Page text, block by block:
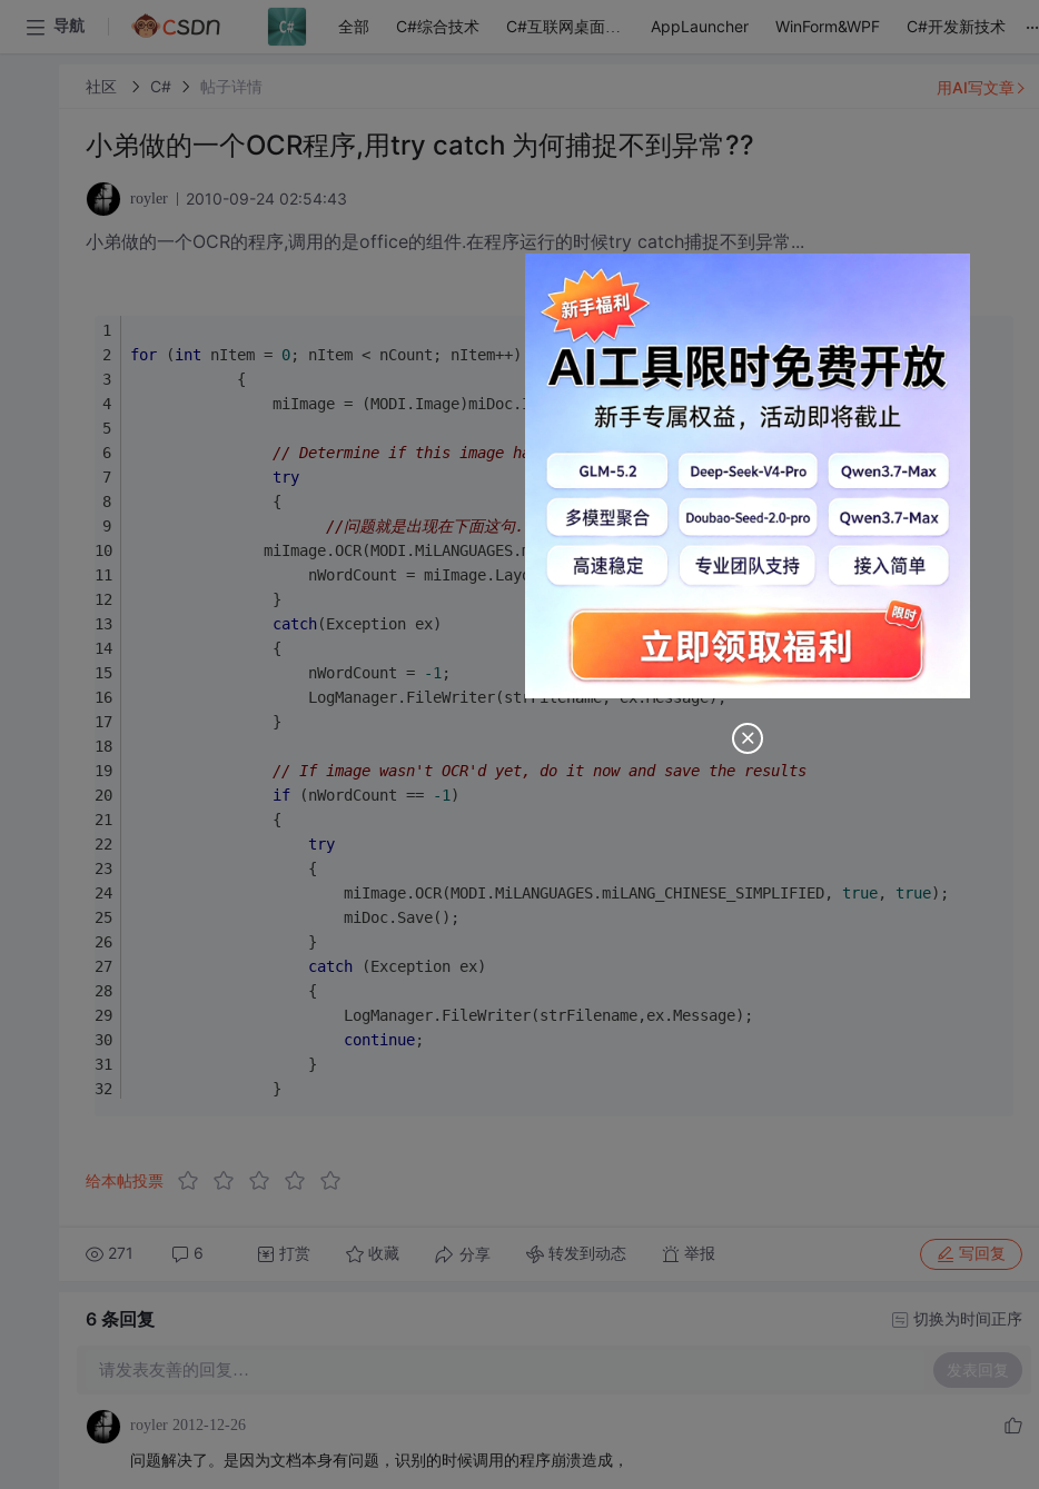
导航 全部 C#综合技术 C#互联网桌面应用 AppLauncher WinForm&WPF C#开发新技术 ...
社区 C# 帖子详情
小弟做的一个OCR程序,用try catch 为何捕捉不到异常??
royler 2010-09-24 02:54:43
小弟做的一个OCR的程序,调用的是office的组件.在程序运行的时候try catch捕捉不到异常...
for (int nItem = 0; nItem < nCount; nItem++)
            {
                miImage = (MODI.Image)miDoc.Images[nItem];
// Determine if this image has saved OCR information
try
                {
//问题就是出现在下面这句..程序运行的时候直接跳出去了.catch捕捉不到异常??
               miImage.OCR(MODI.MiLANGUAGES.miLANG_CHINESE_SIMPLIFIED,
true, true);
                    nWordCount = miImage.Layout.NumWords;
                }
catch(Exception ex)
                {
                    nWordCount =
-1 ;
                    LogManager.FileWriter(strFilename, ex.Message);
                }
// If image wasn't OCR'd yet, do it now and save the results
if (nWordCount == -1 )
                {
try
                    {
                        miImage.OCR(MODI.MiLANGUAGES.miLANG_CHINESE_SIMPLIFIED,
true, true);
                        miDoc.Save();
                    }
catch (Exception ex)
                    {
                        LogManager.FileWriter(strFilename,ex.Message);
continue;
                    }
                }
给本帖投票
271 6 打赏 收藏 分享 转发到动态 举报 写回复
用AI写文章
6 条回复 切换为时间正序
请发表友善的回复… 发表回复
royler 2012-12-26
问题解决了。是因为文档本身有问题，识别的时候调用的程序崩溃造成，